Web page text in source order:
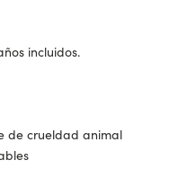
incluidos.
de crueldad animal